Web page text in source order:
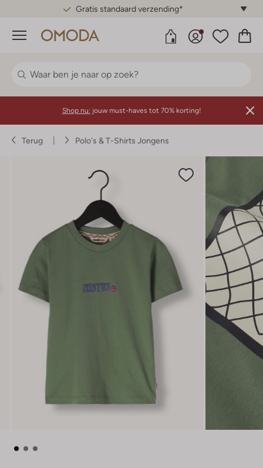
Gratis standaard verzending*
Menu
Shop nu: jouw must-haves tot 70% korting!
Terug Polo's & T-Shirts Jongens